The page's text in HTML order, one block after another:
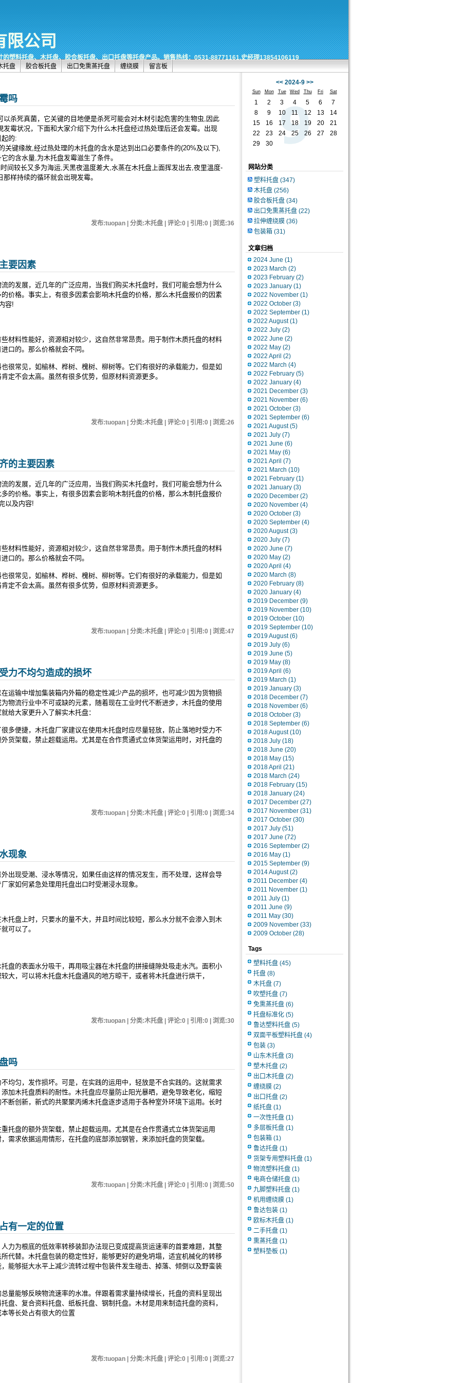
限公司
的塑料托盘、木托盘、胶合板托盘、出口托盘等托盘产品。销售热线：0531-88771161,史经理13854106119
托盘 胶合板托盘 出口免熏蒸托盘 缠绕膜 留言板
吗
杀死真菌，它关键的目地便是杀死可能会对木材引起危害的生物虫,因此
霉状况，下面和大家介绍下为什么木托盘经过热处理后还会发霉。出现
的:
关键缘故,经过热处理的木托盘的含水是达到出口必要条件的(20%及以下),
的含水量,为木托盘发霉滋生了条件。
间较长又多为海运,天黑夜温度差大,水蒸在木托盘上面挥发出去,夜里溫度-
样持续的循环就会出現发霉。
发布:tuopan | 分类:木托盘 | 评论:0 | 引用:0 | 浏览:36
要因素
的发展，近几年的广泛应用，当我们购买木托盘时，我们可能会想为什么
价格。事实上，有很多因素会影响木托盘的价格，那么木托盘报价的因素
容!
料性能好，资源相对较少，这自然非常昂贵。用于制作木质托盘的材料
口的。那么价格就会不同。
常见，如榆林、桦树、槐树、柳树等。它们有很好的承载能力，但是如
定不会太高。虽然有很多优势，但原材料资源更多。
发布:tuopan | 分类:木托盘 | 评论:0 | 引用:0 | 浏览:26
的主要因素
的发展，近几年的广泛应用，当我们购买木托盘时，我们可能会想为什么
的价格。事实上，有很多因素会影响木制托盘的价格，那么木制托盘报价
以及内容!
料性能好，资源相对较少，这自然非常昂贵。用于制作木质托盘的材料
口的。那么价格就会不同。
常见，如榆林、桦树、槐树、柳树等。它们有很好的承载能力，但是如
定不会太高。虽然有很多优势，但原材料资源更多。
发布:tuopan | 分类:木托盘 | 评论:0 | 引用:0 | 浏览:47
力不均匀造成的损坏
运输中增加集装箱内外箱的稳定性减少产品的损坏，也可减少因为货物损
物流行业中不可或缺的元素，随着现在工业时代不断进步，木托盘的使用
给大家更升入了解实木托盘：
多便捷，木托盘厂家建议在使用木托盘时应尽量轻放，防止落地时受力不
货架载，禁止超载运用。尤其是在合作贯通式立体货架运用时，对托盘的
发布:tuopan | 分类:木托盘 | 评论:0 | 引用:0 | 浏览:34
现象
出现受潮、浸水等情况，如果任由这样的情况发生，而不处理，这样会导
家如何紧急处理用托盘出口时受潮浸水现象。
托盘上时，只要水的量不大，并且时间比较短，那么水分就不会渗入到木
可以了。
盘的表面水分吸干，再用吸尘器在木托盘的拼接缝隙处吸走水汽。面积小
大，可以将木托盘木托盘通风的地方晾干，或者将木托盘进行烘干，
发布:tuopan | 分类:木托盘 | 评论:0 | 引用:0 | 浏览:30
吗
均匀，发作损坏。可是，在实践的运用中，轻放是不合实践的。这就需求
加木托盘质料的耐性。木托盘应尽量防止阳光暴晒，避免导致老化，缩短
断创新，新式的共聚聚丙烯木托盘逐步适用于各种室外环境下运用。长时
托盘的额外货架载，禁止超载运用。尤其是在合作贯通式立体货架运用
需求依据运用情形，在托盘的底部添加钢管，来添加托盘的货架载。
发布:tuopan | 分类:木托盘 | 评论:0 | 引用:0 | 浏览:50
有一定的位置
力为根底的低效率转移装卸办法现已变成提高货运速率的首要难题，其整
代替。木托盘包装的稳定性好，能够更好的避免坍塌，适宜机械化的转移
能够挺大水平上减少流转过程中包装件发生碰击、掉落、倾倒以及野蛮装
量能够反映物流速率的水准。伴跟着需求量持续增长，托盘的资料呈现出
盘、复合资料托盘、纸板托盘、钢制托盘。木材是用来制造托盘的资料，
等长处占有很大的位置
发布:tuopan | 分类:木托盘 | 评论:0 | 引用:0 | 浏览:27
<< 2024-9 >>
Sun Mon Tue Wed Thu Fri Sat
1 2 3 4 5 6
7
8
9 10 11 12 13
14
15
16 17 18 19 20
21
22
23 24 25 26 27
28
29
30
网站分类
塑料托盘 (347)
木托盘 (256)
胶合板托盘 (34)
出口免熏蒸托盘 (22)
拉伸缠绕膜 (36)
包装箱 (31)
文章归档
2024 June (1)
2023 March (2)
2023 February (2)
2023 January (1)
2022 November (1)
2022 October (3)
2022 September (1)
2022 August(1)
2022 July (2)
2022 June (2)
2022 May (2)
2022 April (2)
2022 March (4)
2022 February (5)
2022 January (4)
2021 December (3)
2021 November (6)
2021 October (3)
2021 September (6)
2021 August(5)
2021 July (7)
2021 June (6)
2021 May (6)
2021 April (7)
2021 March (10)
2021 February (1)
2021 January (3)
2020 December (2)
2020 November (4)
2020 October (3)
2020 September (4)
2020 August(3)
2020 July (7)
2020 June (7)
2020 May (2)
2020 April (4)
2020 March (8)
2020 February (8)
2020 January (4)
2019 December (9)
2019 November (10)
2019 October (10)
2019 September (10)
2019 August(6)
2019 July (6)
2019 June (5)
2019 May (8)
2019 April (6)
2019 March (1)
2019 January (3)
2018 December (7)
2018 November (6)
2018 October (3)
2018 September (6)
2018 August(10)
2018 July (18)
2018 June (20)
2018 May (15)
2018 April (21)
2018 March (24)
2018 February (15)
2018 January (24)
2017 December (27)
2017 November (31)
2017 October (30)
2017 July (51)
2017 June (72)
2016 September (2)
2016 May (1)
2015 September (9)
2014 August(2)
2011 December (4)
2011 November (1)
2011 July (1)
2011 June (9)
2011 May (30)
2009 November (33)
2009 October (28)
Tags
塑料托盘 (45)
托盘 (8)
木托盘 (7)
吹塑托盘 (7)
免熏蒸托盘 (6)
托盘标准化 (5)
鲁达塑料托盘 (5)
双面平板塑料托盘 (4)
包装 (3)
山东木托盘 (3)
塑木托盘 (2)
出口木托盘 (2)
缠绕膜 (2)
出口托盘 (2)
纸托盘 (1)
一次性托盘 (1)
多层板托盘 (1)
包装箱 (1)
鲁达托盘 (1)
货架专用塑料托盘 (1)
物流塑料托盘 (1)
电商仓储托盘 (1)
九脚塑料托盘 (1)
机用缠绕膜 (1)
鲁达包装 (1)
欧标木托盘 (1)
二手托盘 (1)
熏蒸托盘 (1)
塑料垫板 (1)